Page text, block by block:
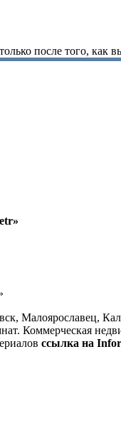
после того, как
Малоярославец,
Коммерческая
ссылка на